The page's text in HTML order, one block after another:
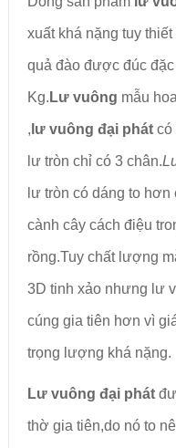
xuất khá nặng tuy
quả đào được đúc
Kg. Lư vuông mẫu
, lư vuông đại phát có
lư tròn chỉ có 3 chân.
lư tròn có dáng to
cành cây cách điệu
rồng.Tuy chất lượng
3D tinh xảo nhưng lư
cúng gia tiên hơn vì
trọng lượng khá nặng.
Lư vuông đại phát
thờ gia tiên,do nó to